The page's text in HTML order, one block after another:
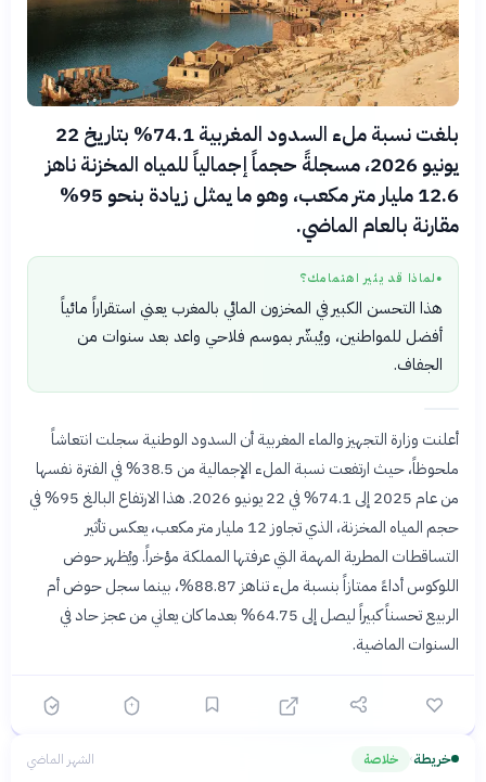
بلغت نسبة ملء السدود المغربية 74.1% بتاريخ 22
يونيو 2026، مسجلةً حجماً إجمالياً للمياه المخزنة ناهز
12.6 مليار متر مكعب، وهو ما يمثل زيادة بنحو 95%
مقارنة بالعام الماضي.
● لماذا قد يثير اهتمامك؟
هذا التحسن الكبير في المخزون المائي بالمغرب يعني استقراراً مائياً
أفضل للمواطنين، ويُبشّر بموسم فلاحي واعد بعد سنوات من
الجفاف.
أعلنت وزارة التجهيز والماء المغربية أن السدود الوطنية سجلت انتعاشاً
ملحوظاً، حيث ارتفعت نسبة الملء الإجمالية من 38.5% في الفترة نفسها
من عام 2025 إلى 74.1% في 22 يونيو 2026. هذا الارتفاع البالغ 95% في
حجم المياه المخزنة، الذي تجاوز 12 مليار متر مكعب، يعكس تأثير
التساقطات المطرية المهمة التي عرفتها المملكة مؤخراً. ويُظهر حوض
اللوكوس أداءً ممتازاً بنسبة ملء تناهز 88.87%، بينما سجل حوض أم
الربيع تحسناً كبيراً ليصل إلى 64.75% بعدما كان يعاني من عجز حاد في
السنوات الماضية.
خريطة› خلاصة الشهر الماضي